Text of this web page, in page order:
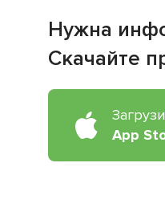
Нужна
Скачайте
App